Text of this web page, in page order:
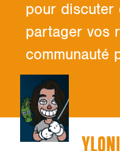
pour
partager vos
communauté